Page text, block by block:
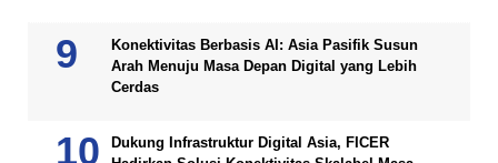
Konektivitas Berbasis AI: Asia Pasifik Susun
Arah Menuju Masa Depan Digital yang Lebih
Cerdas
Dukung Infrastruktur Digital Asia, FICER